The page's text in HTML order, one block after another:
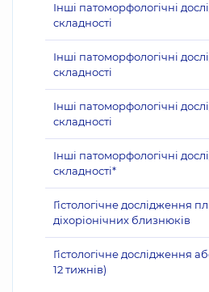
Інші патоморфологічні
складності
Інші патоморфологічні
складності
Інші патоморфологічні
складності
Інші патоморфологічні
складності*
Гістологічне дослідження
діхоріонічних близнюків
Гістологічне дослідження
12 тижнів)